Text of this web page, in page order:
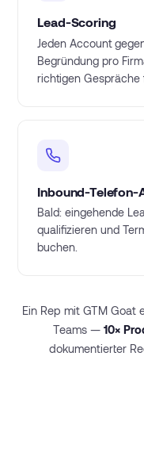
Lead-Scoring
Jeden Account
Begründung pro
richtigen Gespräche
Inbound-Telefon-
Bald: eingehende
qualifizieren und
buchen.
Ein Rep mit GTM Goat
Teams — 10×
dokumentierter